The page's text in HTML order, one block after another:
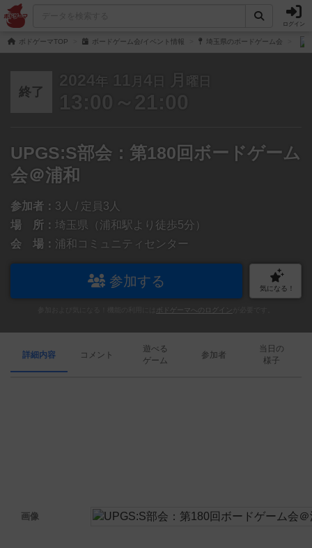
ログイン
ボドゲーマTOP ボードゲーム会/イベント情報 埼玉県のボードゲーム会
終了
2024年 11 月 4 日 月 曜日
13:00～21:00
UPGS:S部会：第180回ボードゲーム
会＠浦和
参加者： 3人 / 定員3人
場 所： 埼玉県（浦和駅より徒歩5分）
会 場： 浦和コミュニティセンター
参加する 気になる！
ボドゲーマへのログイン
詳細内容 コメント
遊べる
ゲーム
参加者
当日の
様子
画像